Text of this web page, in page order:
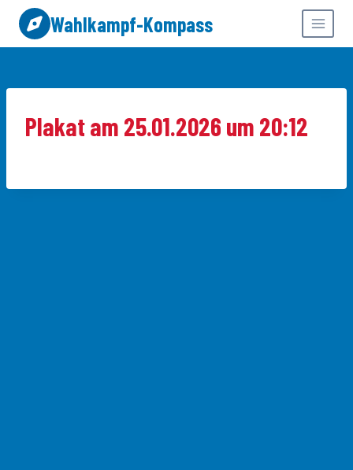
Zum
Inhalt
springen
Wahlkampf-Kompass
Plakat am 25.01.2026 um 20:12